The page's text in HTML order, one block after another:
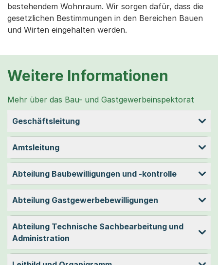
bestehendem Wohnraum. Wir sorgen dafür, dass die
gesetzlichen Bestimmungen in den Bereichen Bauen
und Wirten eingehalten werden.
Weitere Informationen
Mehr über das Bau- und Gastgewerbeinspektorat
Geschäftsleitung
Amtsleitung
Abteilung Baubewilligungen und -kontrolle
Abteilung Gastgewerbebewilligungen
Abteilung Technische Sachbearbeitung und
Administration